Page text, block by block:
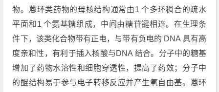
物。蒽环类药物的母核结构通常由1 个多环稠合的疏水
平面和1 个氨基糖组成，中间由糖苷键相连。在生理条
件下，该类化合物带有正电，与带有负电的 DNA 具有高
度亲和性，有利于插入核酸与DNA 结合。分子中的糖基
增加了药物水溶性和细胞穿透性，提高了药效；分子中
的醌结构易于参与电子转移反应并产生氧自由基。蒽环